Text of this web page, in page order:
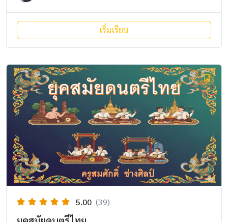
เริ่มเรียน
5.00 (39)